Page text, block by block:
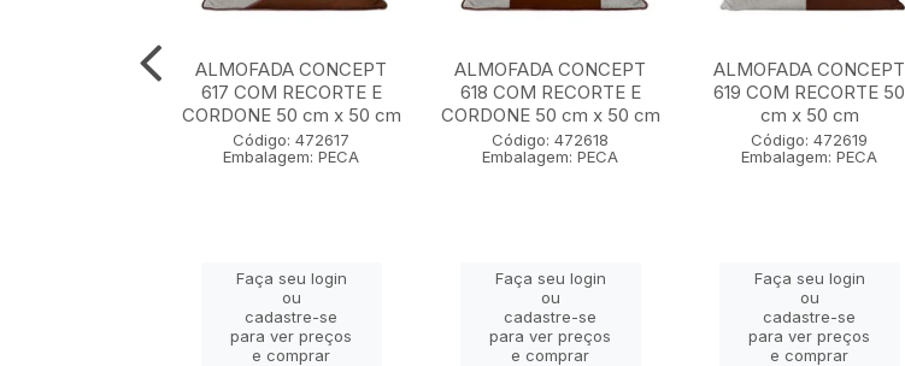
ALMOFADA CONCEPT
617 COM RECORTE E
CORDONE 50 cm x 50 cm
Código: 472617
Embalagem: PECA
Faça seu login
ou
cadastre-se
para ver preços
e comprar
ALMOFADA CONCEPT
618 COM RECORTE E
CORDONE 50 cm x 50 cm
Código: 472618
Embalagem: PECA
Faça seu login
ou
cadastre-se
para ver preços
e comprar
ALMOFADA CONCEPT
619 COM RECORTE 50
cm x 50 cm
Código: 472619
Embalagem: PECA
Faça seu login
ou
cadastre-se
para ver preços
e comprar